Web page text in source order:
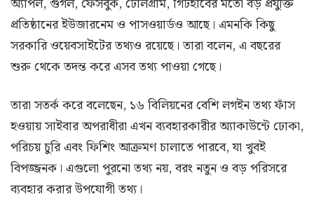
প্রতিষ্ঠানের ইউজারনেম ও পাসওয়ার্ডও আছে। এমনকি কিছু
সরকারি ওয়েবসাইটের তথ্যও রয়েছে। তারা বলেন, এ বছরের
শুরু থেকে তদন্ত করে এসব তথ্য পাওয়া গেছে।
তারা সতর্ক করে বলেছেন, ১৬ বিলিয়নের বেশি লগইন তথ্য ফাঁস
হওয়ায় সাইবার অপরাধীরা এখন ব্যবহারকারীর অ্যাকাউন্টে ঢোকা,
পরিচয় চুরি এবং ফিশিং আক্রমণ চালাতে পারবে, যা খুবই
বিপজ্জনক। এগুলো পুরনো তথ্য নয়, বরং নতুন ও বড় পরিসরে
ব্যবহার করার উপযোগী তথ্য।